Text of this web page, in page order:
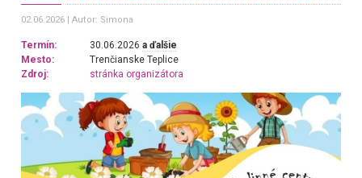
02.06.2026 Autor: Simona
Termín: 30.06.2026a ďalšie
Mesto:
Trenčianske Teplice
Zdroj:
stránka organizátora